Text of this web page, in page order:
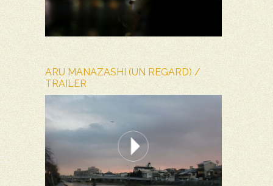
ARU MANAZASHI (UN REGARD) /
TRAILER